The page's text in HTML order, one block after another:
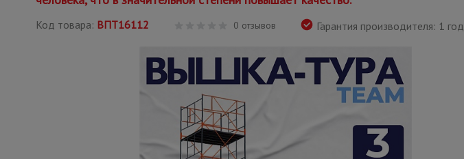
Строительные подъемники
Мусоропровод строительный
Фанера ламинированная
Вибротехника для строительства
Код товара: ВПТ16112 0 отзывов Гарантия производителя: 1 год